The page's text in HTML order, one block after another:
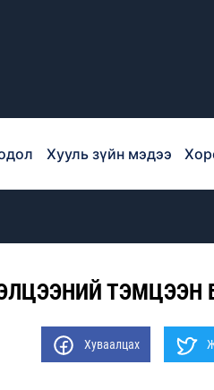
Хууль зүйн мэдээ
ТЭМЦЭЭН
Хуваалцах